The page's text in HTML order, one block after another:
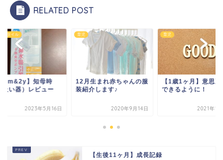
RELATED POST
スタイル
】知母時
吸い器）レビュー
2023年5月16日
育児
12月生まれ赤ちゃんの服
装紹介します♪
2020年9月14日
育児
【1歳1ヶ月】意思疎
できるように！
2021年1
【生後11ヶ月】成長記録